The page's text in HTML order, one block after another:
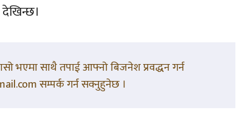
भएमा साथै तपाई आफ्नो बिजनेश प्रवद्धन गर्न
सम्पर्क गर्न सक्नुहुनेछ ।